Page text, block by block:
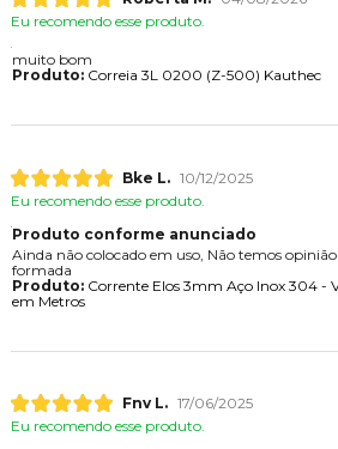
Eu recomendo esse produto.
muito bom
Produto:Correia 3L 0200 (Z-500) Kauthec
Bke L. 10/12/2025
Eu recomendo esse produto.
Produto conforme anunciado
Ainda não colocado em uso, Não temos opinião
formada
Produto:Corrente Elos 3mm Aço Inox 304 -
em Metros
Fnv L. 17/06/2025
Eu recomendo esse produto.